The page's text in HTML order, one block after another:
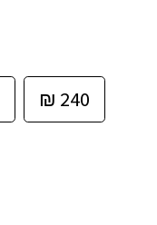
₪ 240